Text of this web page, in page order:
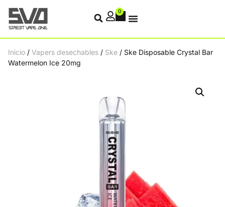
0
Inicio / Vapers desechables / Ske / Ske Disposable Crystal Bar
Watermelon Ice 20mg